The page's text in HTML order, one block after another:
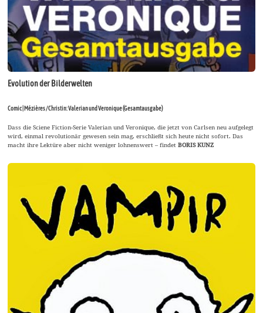
Evolution der Bilderwelten
Comic | Mézières / Christin: Valerian und Veronique (Gesamtausgabe)
Dass die Sciene Fiction-Serie Valerian und Veronique, die jetzt von Carlsen neu aufgelegt
wird, einmal revolutionär gewesen sein mag, erschließt sich heute nicht sofort. Das
macht ihre Lektüre aber nicht weniger lohnenswert – findetBORIS KUNZ